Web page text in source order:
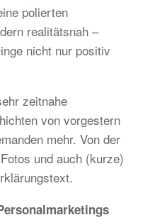
polierten
realitätsnah –
nicht nur positiv
zeitnahe
von vorgestern
mehr. Von der
und auch (kurze)